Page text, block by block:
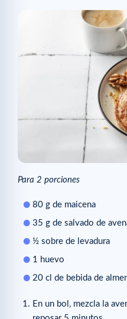
Para 2 porciones
80 g de maicena
35 g de salvado de
½ sobre de levadura
1 huevo
20 cl de bebida de
En un bol, mezcla la